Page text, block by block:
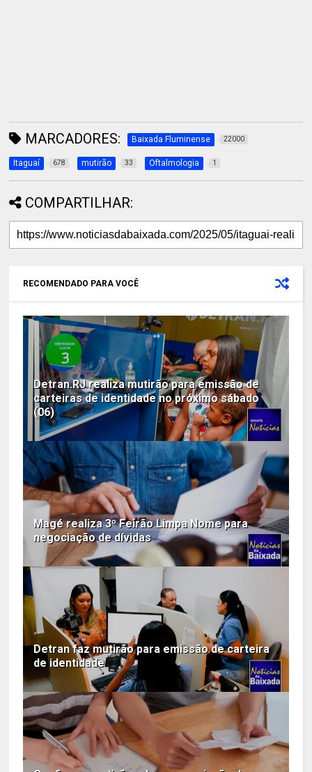
MARCADORES: Baixada Fluminense 22000
Itaguaí 678 mutirão 33 Oftalmologia 1
COMPARTILHAR:
RECOMENDADO PARA VOCÊ
Detran.RJ realiza mutirão para emissão de
carteiras de identidade no próximo sábado
(06)
Magé realiza 3º Feirão Limpa Nome para
negociação de dívidas
Detran faz mutirão para emissão de carteira
de identidade